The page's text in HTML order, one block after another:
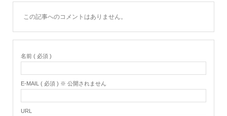
この記事へのコメントはありません。
名前 ( 必須 )
E-MAIL ( 必須 ) ※ 公開されません
URL